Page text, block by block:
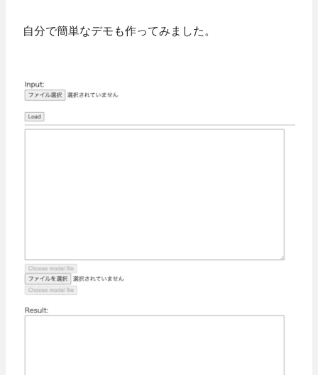
自分で簡単なデモも作ってみました。